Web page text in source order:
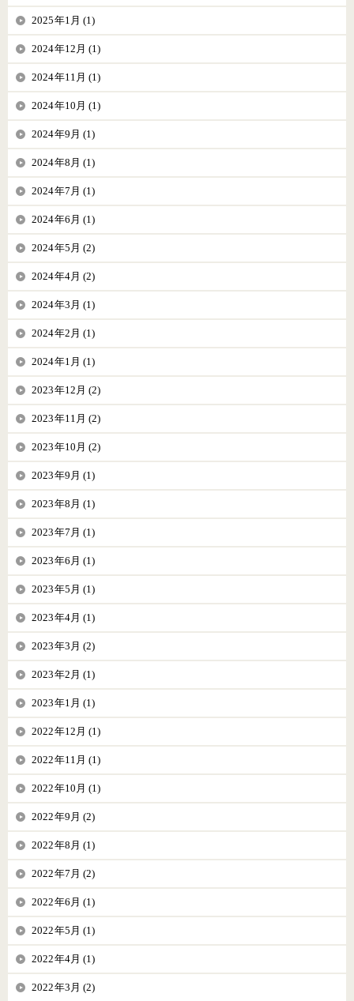
2025年1月 (1)
2024年12月 (1)
2024年11月 (1)
2024年10月 (1)
2024年9月 (1)
2024年8月 (1)
2024年7月 (1)
2024年6月 (1)
2024年5月 (2)
2024年4月 (2)
2024年3月 (1)
2024年2月 (1)
2024年1月 (1)
2023年12月 (2)
2023年11月 (2)
2023年10月 (2)
2023年9月 (1)
2023年8月 (1)
2023年7月 (1)
2023年6月 (1)
2023年5月 (1)
2023年4月 (1)
2023年3月 (2)
2023年2月 (1)
2023年1月 (1)
2022年12月 (1)
2022年11月 (1)
2022年10月 (1)
2022年9月 (2)
2022年8月 (1)
2022年7月 (2)
2022年6月 (1)
2022年5月 (1)
2022年4月 (1)
2022年3月 (2)